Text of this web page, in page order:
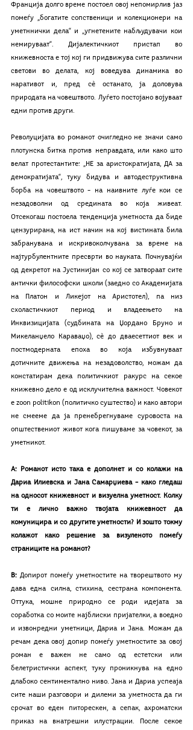
Франција долго време постоел овој непомирлив јаз
помеѓу „богатите сопственици и колекционери на
уметннички дела“ и „угнетените набљудувачи кои
немируваат“. Дијалектичкиот пристап во
книжевноста е тој кој ги придвижува сите различни
светови во делата, кој воведува динамика во
наративот и, пред сѐ останато, ја доловува
природата на човештвото. Луѓето постојано војуваат
едни против други.
Револуцијата во романот очигледно не значи само
плотунска битка против неправдата, или како што
велат протестантите: „НЕ за аристократијата, ДА за
демократијата“, туку бидува и автодеструктивна
борба на човештвото – на наивните луѓе кои се
незадоволни од средината во која живеат.
Отсекогаш постоела тенденција уметноста да биде
цензурирана, на ист начин на кој вистината била
забранувана и искривоколчувана за време на
најтурбулентните пресврти во науката. Почнувајќи
од декретот на Јустинијан со кој се затвораат сите
антички философски школи (заедно со Академијата
на Платон и Ликејот на Аристотел), па низ
схоластичкиот период и владеењето на
Инквизицијата (судбината на Џордано Бруно и
Микеланџело Караваџо), сѐ до дваесеттиот век и
постмодерната епоха во која избувнуваат
дотичните движења на незадоволство, можам да
констатирам дека политичкиот ракурс на секое
книжевно дело е од исклучителна важност. Човекот
е zoon politikon (политичко суштество) и како автори
не смееме да ја пренебрегнуваме суровоста на
општествениот живот кога пишуваме за човекот, за
уметникот.
А: Романот исто така е дополнет и со колажи на
Дариа Илиевска и Јана Самарџиева – како гледаш
на односот книжевност и визуелна уметност. Колку
ти е лично важно твојата книжевност да
комуницира и со другите уметности? И зошто токму
колажот како решение за визуленото помеѓу
страниците на романот?
В: Допирот помеѓу уметностите на творештвото му
дава една силна, стихина, сестрана компонента.
Оттука, мошне природно се роди идејата за
соработка со моите најблиски пријателки, а воедно
и извонредни уметници, Дариа и Јана. Можам да
речам дека овој допир помеѓу уметностите за овој
роман е важен не само од естетски или
белетристички аспект, туку проникнува на едно
длабоко сентиментално ниво. Јана и Дариа успеаја
сите наши разговори и дилеми за уметноста да ги
срочат во еден питорескен, а сепак, ахроматски
приказ на внатрешни илустрации. После секое